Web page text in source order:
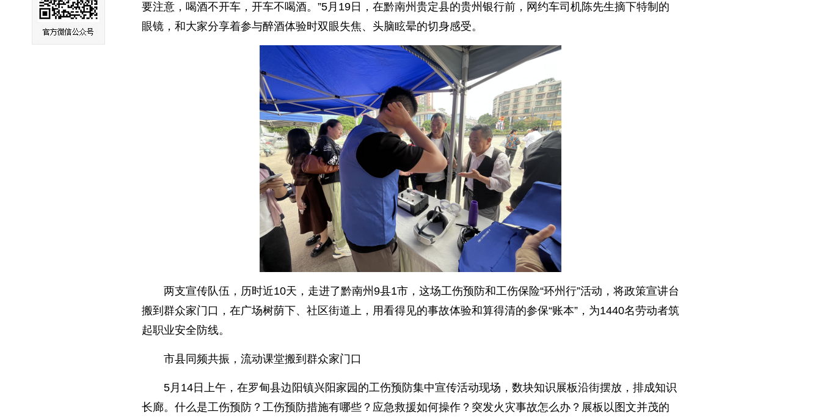
要注意，喝酒不开车，开车不喝酒。”5月19日，在黔南州贵定县的贵州银行前，网约车司机陈先生摘下特制的
眼镜，和大家分享着参与醉酒体验时双眼失焦、头脑眩晕的切身感受。
两支宣传队伍，历时近10天，走进了黔南州9县1市，这场工伤预防和工伤保险“环州行”活动，将政策宣讲台
搬到群众家门口，在广场树荫下、社区街道上，用看得见的事故体验和算得清的参保“账本”，为1440名劳动者筑
起职业安全防线。
市县同频共振，流动课堂搬到群众家门口
5月14日上午，在罗甸县边阳镇兴阳家园的工伤预防集中宣传活动现场，数块知识展板沿街摆放，排成知识
长廊。什么是工伤预防？工伤预防措施有哪些？应急救援如何操作？突发火灾事故怎么办？展板以图文并茂的